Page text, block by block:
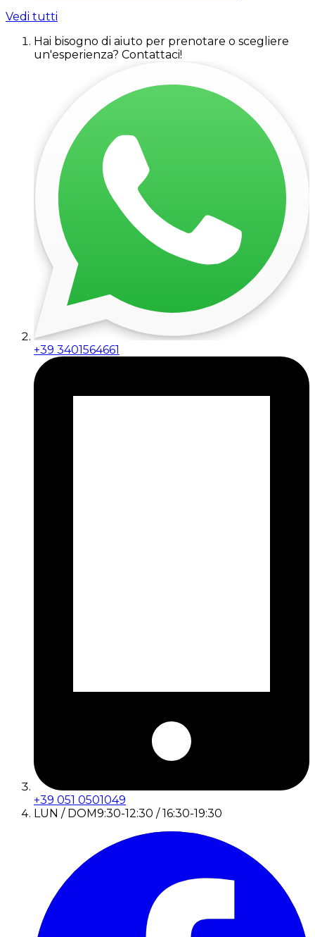
Vedi tutti
Hai bisogno di aiuto per prenotare o scegliere
un'esperienza? Contattaci!
+39 3401564661
+39 051 0501049
LUN / DOM9:30-12:30 / 16:30-19:30